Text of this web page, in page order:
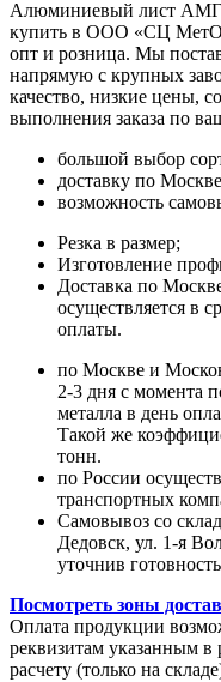
Алюминиевый лист
купить в ООО «СЦ
опт и розница. Мы
напрямую с крупных
качество, низкие цены,
выполнения заказа по
большой выбор
доставку по
возможность
Резка в размер;
Изготовление
Доставка по
осуществляется в
оплаты.
по Москве и
2-3 дня с момента
металла в день
Такой же
тонн.
по России
транспортных
Самовывоз со
Дедовск, ул. 1-я
уточнив
Посмотреть зоны
Оплата продукции
реквизитам указанным
расчету (только на